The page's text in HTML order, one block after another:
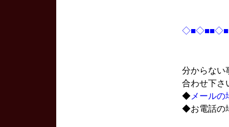
分からない
合わせ下さ
◆メールの
◆お電話の